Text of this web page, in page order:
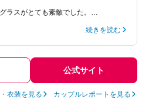
ラスがとても素敵でした。…
続きを読む
公式サイト
衣装を見る カップルレポートを見る